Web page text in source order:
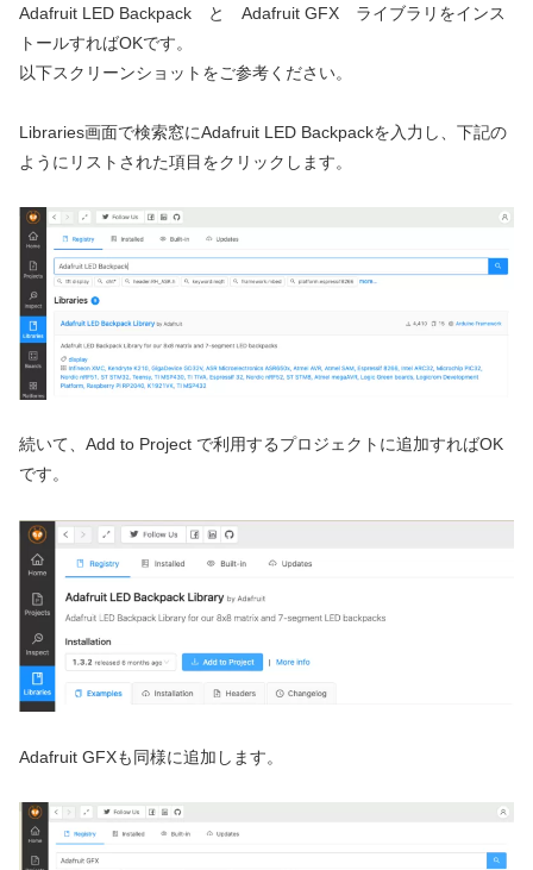
Adafruit LED Backpack と Adafruit GFX ライブラリをインス
トールすればOKです。
以下スクリーンショットをご参考ください。
Libraries画面で検索窓にAdafruit LED Backpackを入力し、下記の
ようにリストされた項目をクリックします。
続いて、Add to Project で利用するプロジェクトに追加すればOK
です。
Adafruit GFXも同様に追加します。